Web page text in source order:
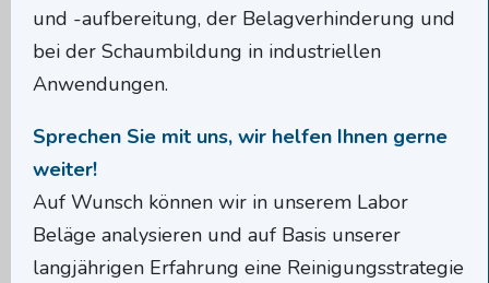
und -aufbereitung, der Belagverhinderung und
bei der Schaumbildung in industriellen
Anwendungen.
Sprechen Sie mit uns, wir helfen Ihnen gerne
weiter!
Auf Wunsch können wir in unserem Labor
Beläge analysieren und auf Basis unserer
langjährigen Erfahrung eine Reinigungsstrategie